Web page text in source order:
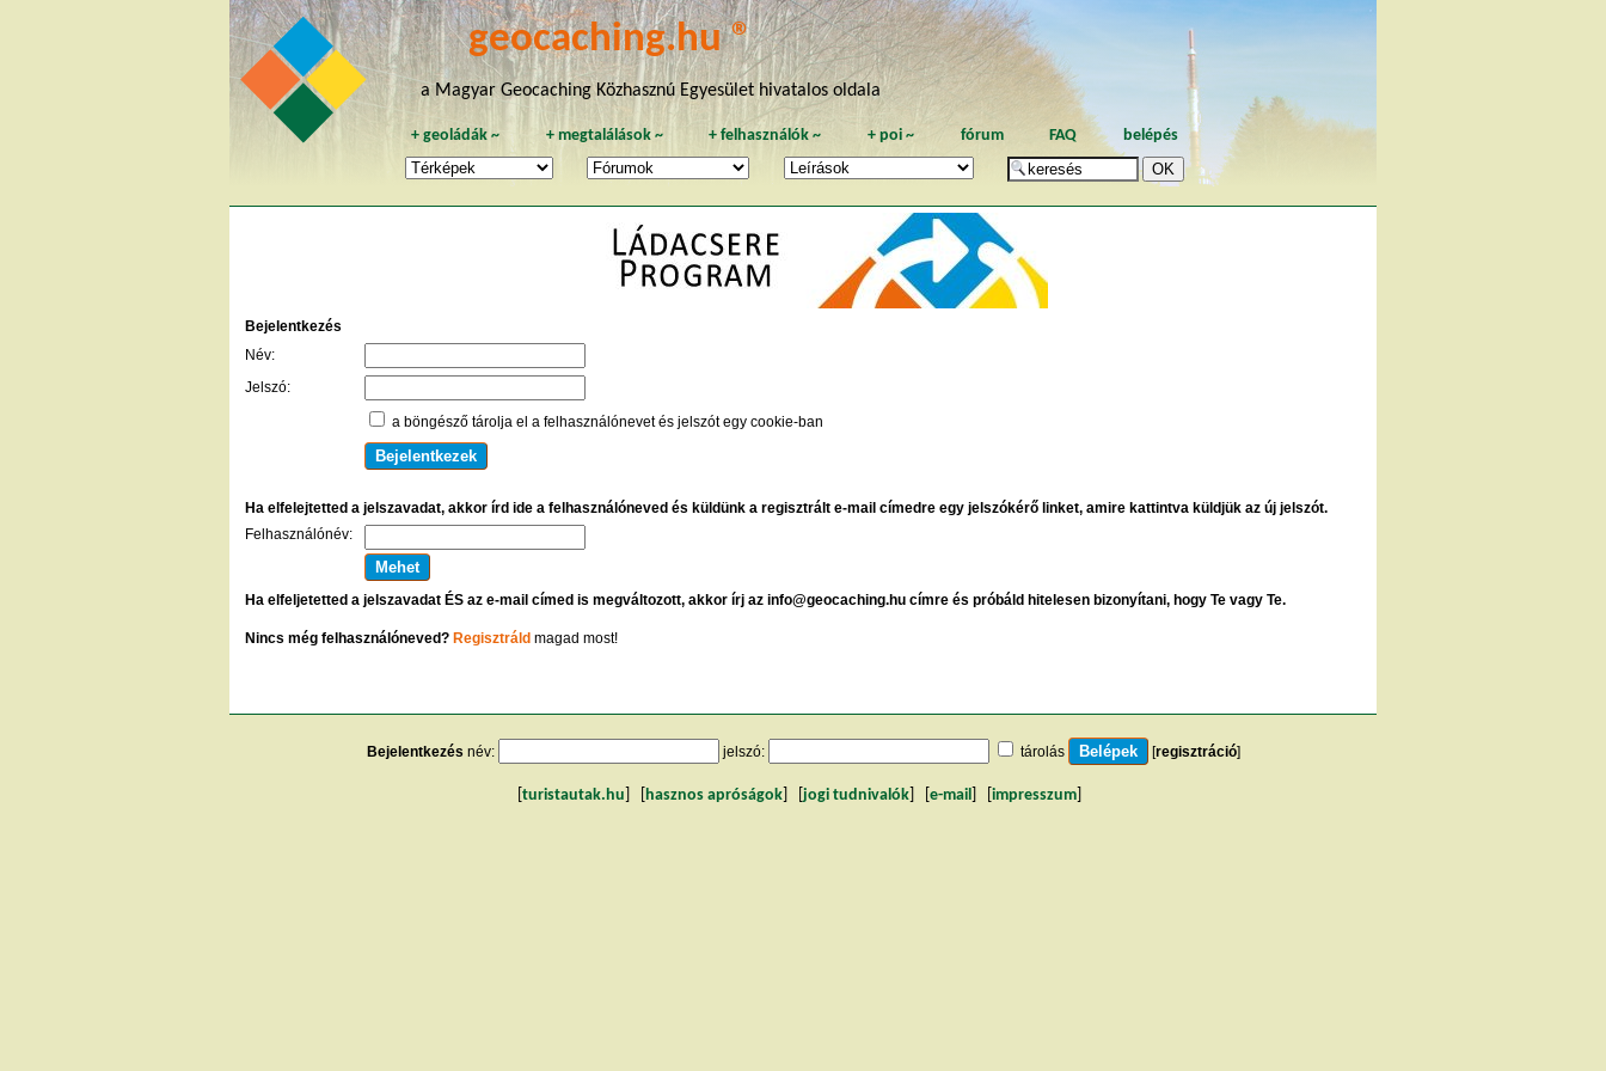
geocaching.hu ®
a Magyar Geocaching Közhasznú Egyesület hivatalos oldala
+geoládák ~ + megtalálások~ +felhasználók ~ + poi~ fórum FAQ belépés
Bejelentkezés
Név:
Jelszó:
a böngésző tárolja el a felhasználónevet és jelszót egy cookie-ban
Ha elfelejtetted a jelszavadat, akkor írd ide a felhasználóneved és küldünk a regisztrált e-mail címedre egy jelszókérő linket, amire kattintva küldjük az új jelszót.
Felhasználónév:
Ha elfeljetetted a jelszavadat ÉS az e-mail címed is megváltozott, akkor írj az info@geocaching.hu címre és próbáld hitelesen bizonyítani, hogy Te vagy Te.
Nincs még felhasználóneved? Regisztráld magad most!
Bejelentkezés név: jelszó: tárolás [regisztráció]
turistautak.hu hasznos apróságok jogi tudnivalók e-mail impresszum